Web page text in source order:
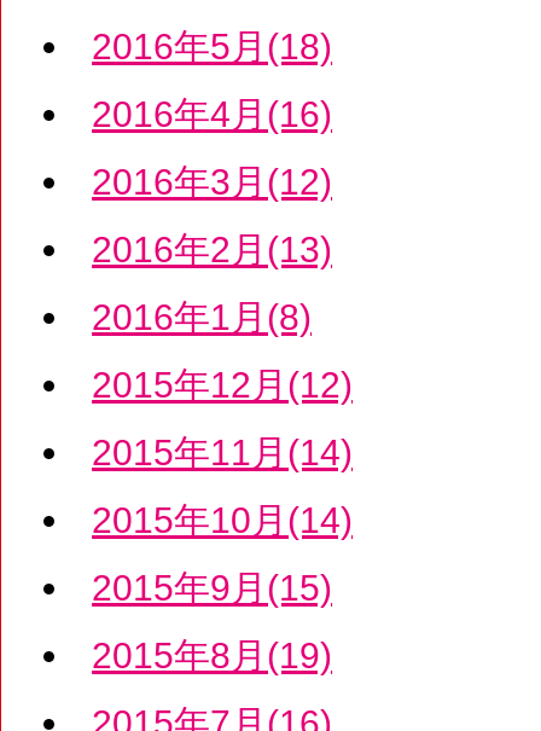
2016年5月(18)
2016年4月(16)
2016年3月(12)
2016年2月(13)
2016年1月(8)
2015年12月(12)
2015年11月(14)
2015年10月(14)
2015年9月(15)
2015年8月(19)